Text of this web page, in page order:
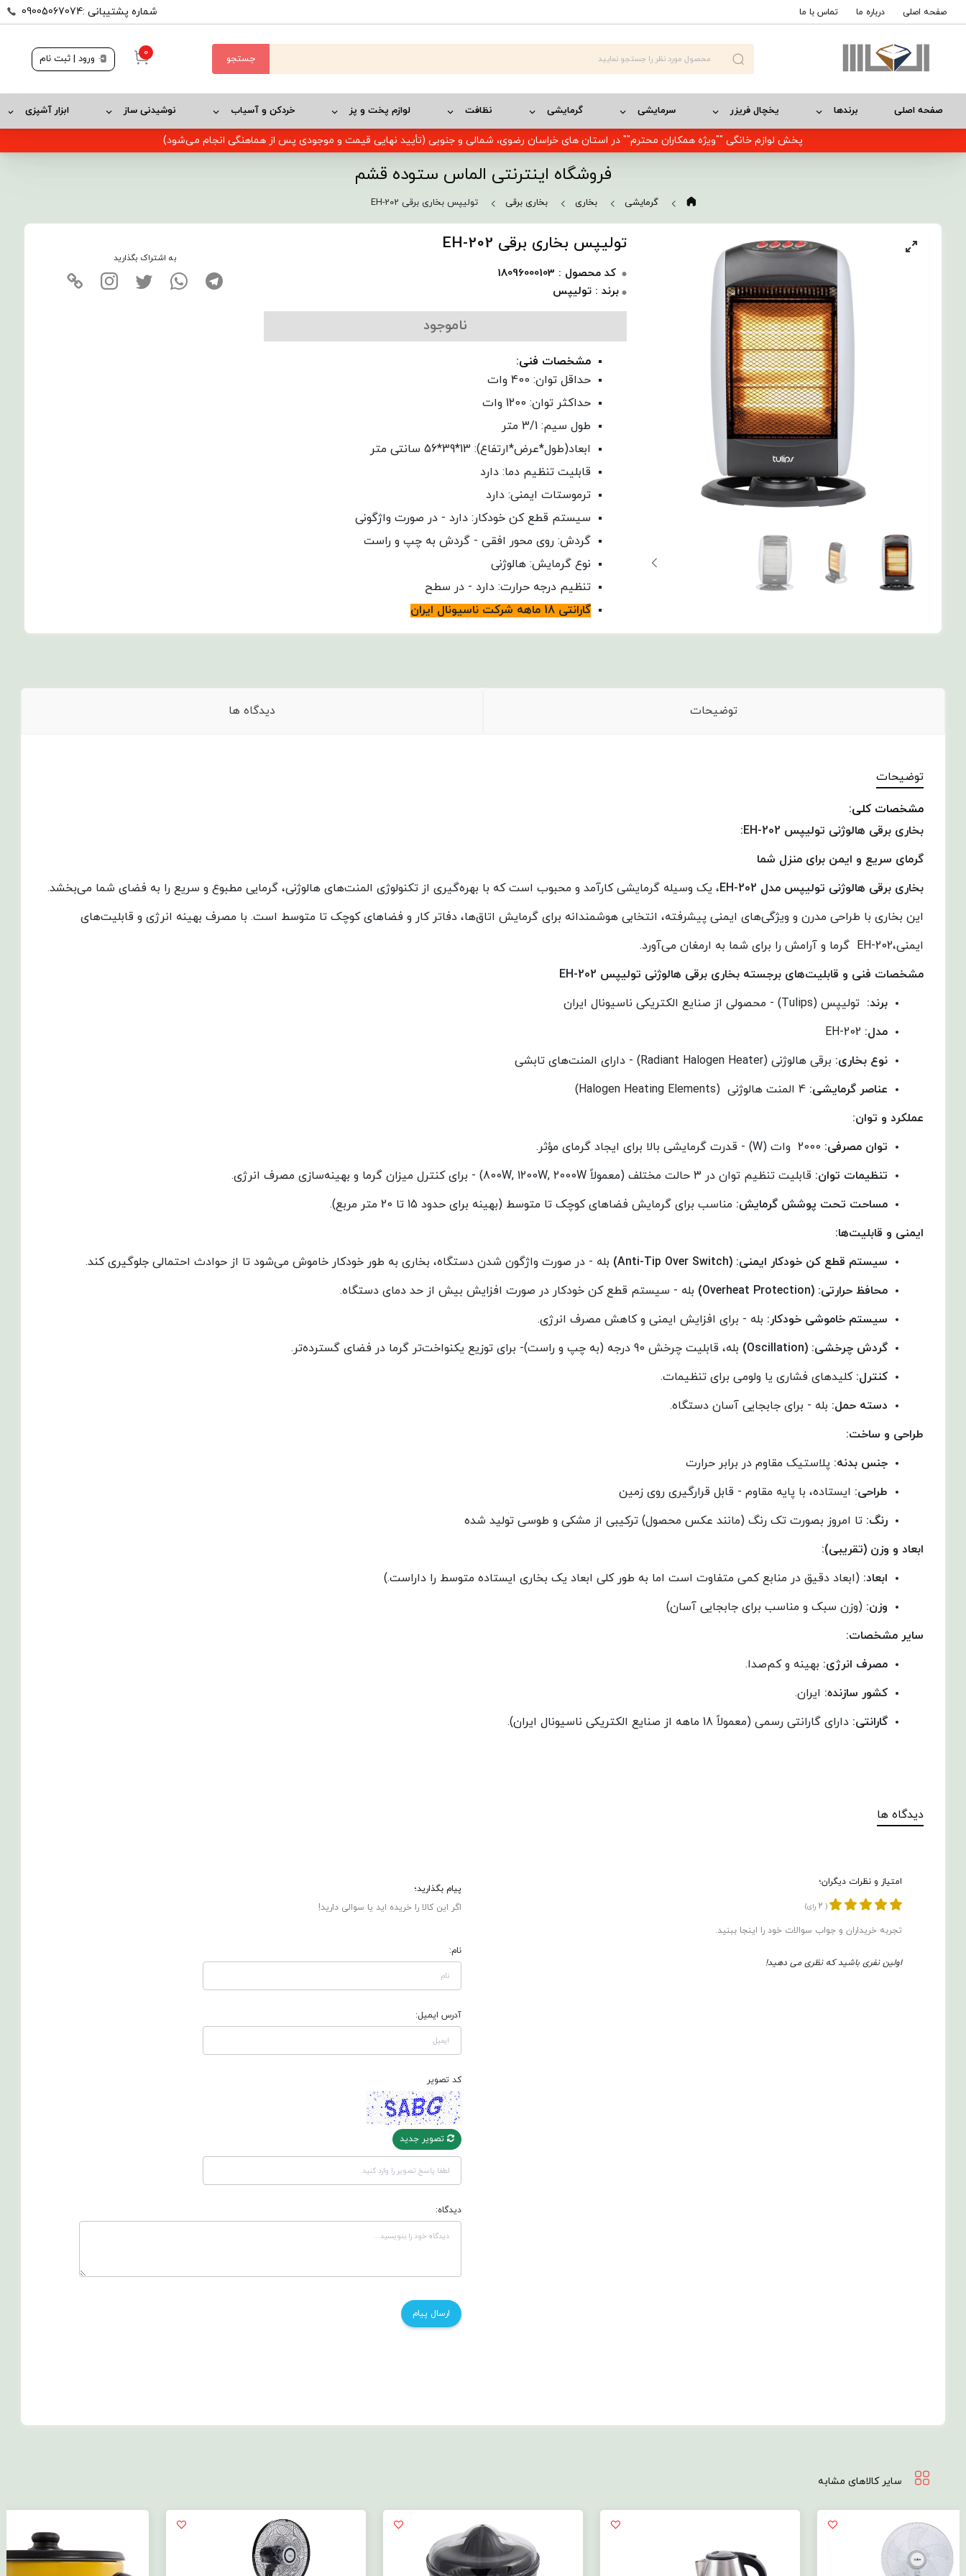
صفحه اصلی درباره ما تماس با ما شماره پشتیبانی :09005067074
جستجو 0 ورود | ثبت نام
صفحه اصلی برندها یخچال فریزر سرمایشی گرمایشی نظافت لوازم پخت و پز خردکن و آسیاب نوشیدنی ساز ابزار آشپزی
پخش لوازم خانگی ""ویژه همکاران محترم"" در استان های خراسان رضوی، شمالی و جنوبی (تأیید نهایی قیمت و موجودی پس از هماهنگی انجام می‌شود)
فروشگاه اینترنتی الماس ستوده قشم
گرمایشی بخاری بخاری برقی تولیپس بخاری برقی EH-202
تولیپس بخاری برقی EH-202
کد محصول : 18096000103
برند : تولیپس
ناموجود
مشخصات فنی:
حداقل توان: 400 وات
حداکثر توان: 1200 وات
طول سیم: 3/1 متر
ابعاد(طول*عرض*ارتفاع): 13*39*56 سانتی متر
قابلیت تنظیم دما: دارد
ترموستات ایمنی: دارد
سیستم قطع کن خودکار: دارد - در صورت واژگونی
گردش: روی محور افقی - گردش به چپ و راست
نوع گرمایش: هالوژنی
تنظیم درجه حرارت: دارد - در سطح
گارانتی 18 ماهه شرکت ناسیونال ایران
به اشتراک بگذارید
توضیحات دیدگاه ها
توضیحات
مشخصات کلی:
بخاری برقی هالوژنی تولیپس
گرمای سریع و ایمن برای منزل شما
بخاری برقی هالوژنی تولیپس مدل EH-202، یک وسیله گرمایشی کارآمد و محبوب است که با بهره‌گیری از تکنولوژی المنت‌های هالوژنی، گرمایی مطبوع و سریع را به فضای شما می‌بخشد.
این بخاری با طراحی مدرن و ویژگی‌های ایمنی پیشرفته، انتخابی هوشمندانه برای گرمایش اتاق‌ها، دفاتر کار و فضاهای کوچک تا متوسط است. با مصرف بهینه انرژی و قابلیت‌های
ایمنی،EH-202 گرما و آرامش را برای شما به ارمغان می‌آورد.
مشخصات فنی و قابلیت‌های برجسته بخاری برقی هالوژنی تولیپس
برند: تولیپس (Tulips) - محصولی از صنایع الکتریکی ناسیونال ایران
مدل: EH-202
نوع بخاری: برقی هالوژنی (Radiant Halogen Heater) - دارای المنت‌های تابشی
عناصر گرمایشی:
عملکرد و توان:
توان مصرفی:
تنظیمات توان: قابلیت تنظیم توان در 3 حالت مختلف (معمولاً 800W, 1200W, 2000W) - برای کنترل میزان گرما و بهینه‌سازی مصرف انرژی.
مساحت تحت پوشش گرمایش: مناسب برای گرمایش فضاهای کوچک تا متوسط (بهینه برای حدود 15 تا 20 متر مربع).
ایمنی و قابلیت‌ها:
سیستم قطع کن خودکار ایمنی: (Anti-Tip Over Switch)
بله - در صورت واژگون شدن دستگاه، بخاری به طور خودکار خاموش می‌شود تا از حوادث احتمالی جلوگیری کند.
محافظ حرارتی:
(Overheat Protection)
بله - سیستم قطع کن خودکار در صورت افزایش بیش از حد دمای دستگاه.
سیستم خاموشی خودکار: بله - برای افزایش ایمنی و کاهش مصرف انرژی.
گردش چرخشی:
(Oscillation)
بله، قابلیت چرخش 90 درجه (به چپ و راست)- برای توزیع یکنواخت‌تر گرما در فضای گسترده‌تر.
کنترل: کلیدهای فشاری یا ولومی برای تنظیمات.
دسته حمل: بله - برای جابجایی آسان دستگاه.
طراحی و ساخت:
جنس بدنه: پلاستیک مقاوم در برابر حرارت
طراحی: ایستاده، با پایه مقاوم - قابل قرارگیری روی زمین
رنگ: تا امروز بصورت تک رنگ (مانند عکس محصول) ترکیبی از مشکی و طوسی تولید شده
ابعاد و وزن (تقریبی):
ابعاد: (ابعاد دقیق در منابع کمی متفاوت است اما به طور کلی ابعاد یک بخاری ایستاده متوسط را داراست.)
وزن: (وزن سبک و مناسب برای جابجایی آسان)
سایر مشخصات:
مصرف انرژی: بهینه و کم‌صدا.
کشور سازنده: ایران.
گارانتی: دارای گارانتی رسمی (معمولاً 18 ماهه از صنایع الکتریکی ناسیونال ایران).
دیدگاه ها
امتیاز و نظرات دیگران؛
(
2 رای)
تجربه خریداران و جواب سوالات خود را اینجا ببنید.
اولین نفری باشید که نظری می دهید!
پیام بگذارید؛
اگر این کالا را خریده اید یا سوالی دارید!
نام:
آدرس ایمیل:
کد تصویر
تصویر جدید
دیدگاه:
سایر کالاهای مشابه